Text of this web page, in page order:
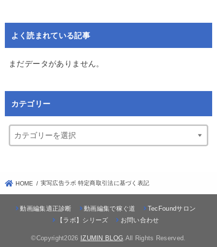
よく読まれている記事
まだデータがありません。
カテゴリー
HOME 実写広告ラボ 特定商取引法に基づく表記
動画編集適正診断 動画編集で稼ぐ道
TecFoundサロン
【ラボ】シリーズ
お問い合わせ
©Copyright2026 IZUMIN BLOG.All Rights Reserved.